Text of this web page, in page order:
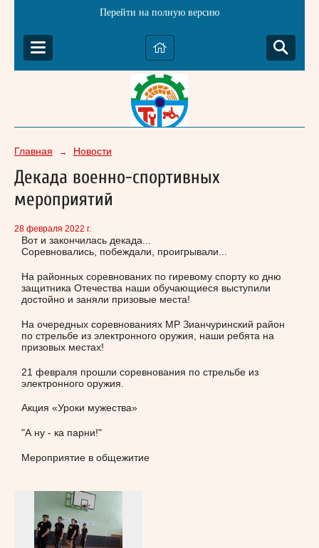
Перейти на полную версию
Главная → Новости
Декада военно-спортивных
мероприятий
28 февраля 2022 г.
Вот и закончилась декада...
Соревновались, побеждали, проигрывали...
На районных соревнованих по гиревому спорту ко дню
защитника Отечества наши обучающиеся выступили
достойно и заняли призовые места!
На очередных соревнованиях МР Зианчуринский район
по стрельбе из электронного оружия, наши ребята на
призовых местах!
21 февраля прошли соревнования по стрельбе из
электронного оружия.
Акция «Уроки мужества»
"А ну - ка парни!"
Мероприятие в общежитие